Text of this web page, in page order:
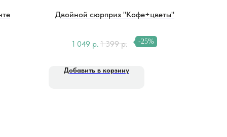
Двойной сюрприз "Кофе+цветы"
1 049 р. 1 399 р. -25%
Добавить в корзину